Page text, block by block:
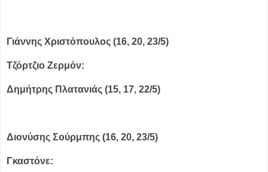
Γιάννης Χριστόπουλος (16, 20, 23/5)
Τζόρτζιο Ζερμόν:
Δημήτρης Πλατανιάς (15, 17, 22/5)
Διονύσης Σούρμπης (16, 20, 23/5)
Γκαστόνε: